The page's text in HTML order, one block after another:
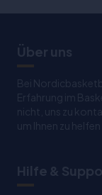
Über uns
Bei
Erfahrung im
nicht, uns zu
um Ihnen zu helfen
Hilfe &